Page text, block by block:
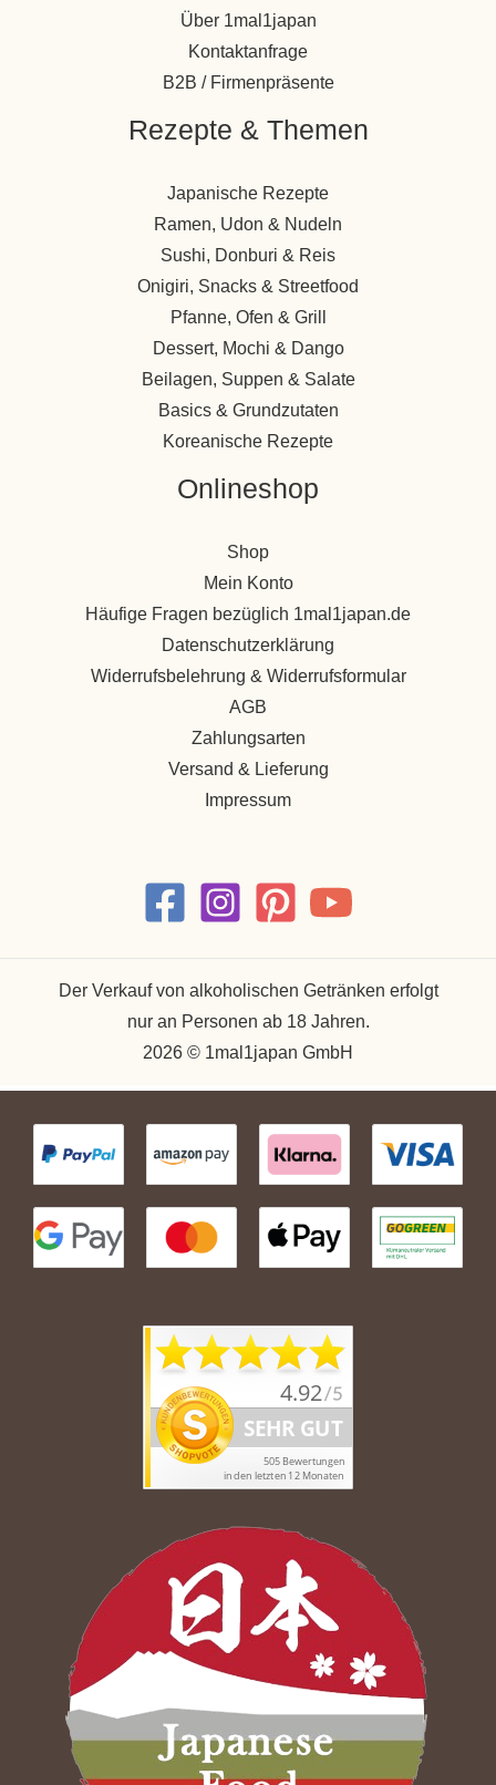
Über 1mal1japan
Kontaktanfrage
B2B / Firmenpräsente
Rezepte & Themen
Japanische Rezepte
Ramen, Udon & Nudeln
Sushi, Donburi & Reis
Onigiri, Snacks & Streetfood
Pfanne, Ofen & Grill
Dessert, Mochi & Dango
Beilagen, Suppen & Salate
Basics & Grundzutaten
Koreanische Rezepte
Onlineshop
Shop
Mein Konto
Häufige Fragen bezüglich 1mal1japan.de
Datenschutzerklärung
Widerrufsbelehrung & Widerrufsformular
AGB
Zahlungsarten
Versand & Lieferung
Impressum
Der Verkauf von alkoholischen Getränken erfolgt
nur an Personen ab 18 Jahren.
2026 © 1mal1japan GmbH